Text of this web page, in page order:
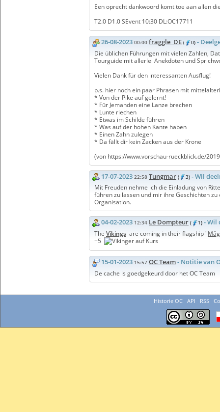
Een oprecht dankwoord komt toe aan allen
T2.0 D1.0 SEvent 10:30 DL:OC17711
26-08-2023 00:00 fraggle_DE ( 0) -
Die üblichen Führungen mit vielen Zahlen,
Tourguide mit allerlei Anekdoten und
Vielen Dank für den interessanten Ausflug!
p.s. hier noch ein paar Phrasen mit
* Von der Pike auf gelernt!
* Für Jemanden eine Lanze brechen
* Lunte riechen
* Etwas im Schilde führen
* Was auf der hohen Kante haben
* Einen Zahn zulegen
* Da fällt dir kein Zacken aus der Krone
(von https://www.vorschau-rueckblick.de/
17-07-2023 22:58 Tungmar ( 3) - Wil
Mit Freuden nehme ich die Einladung von
führen zu lassen und mir ihre Geschichten
Organisation.
04-02-2023 12:34 Le Dompteur ( 1) - Wil
The Vikings are coming in their flagship "
+5
15-01-2023 15:57 OC Team- Notitie van
De cache is goedgekeurd door het OC Team
Historie OC API RSS